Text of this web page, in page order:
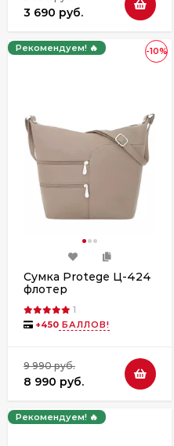
3 690 руб.
-10%
Рекомендуем! 🔥
Сумка Protege Ц-424
флотер
1
+450 БАЛЛОВ!
9 990 руб.
8 990 руб.
Рекомендуем! 🔥